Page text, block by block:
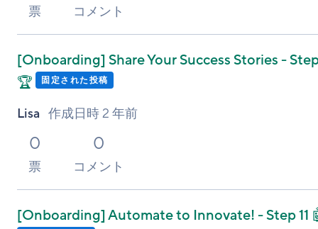
票 コメント
[Onboarding]Share Your Success Stories -
🏆
固定された投稿
Lisa 作成日時2 年前
0
票
0
コメント
[Onboarding]Automate to Innovate! - Step 11